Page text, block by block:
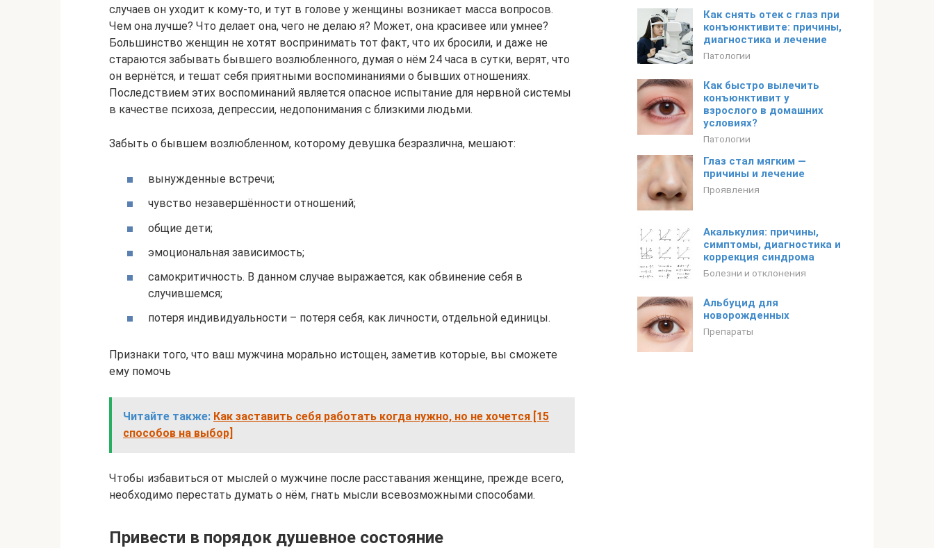
случаев он уходит к кому-то, и тут в голове у женщины возникает масса вопросов.
Чем она лучше? Что делает она, чего не делаю я? Может, она красивее или умнее?
Большинство женщин не хотят воспринимать тот факт, что их бросили, и даже не
стараются забывать бывшего возлюбленного, думая о нём 24 часа в сутки, верят, что
он вернётся, и тешат себя приятными воспоминаниями о бывших отношениях.
Последствием этих воспоминаний является опасное испытание для нервной системы
в качестве психоза, депрессии, недопонимания с близкими людьми.
Забыть о бывшем возлюбленном, которому девушка безразлична, мешают:
вынужденные встречи;
чувство незавершённости отношений;
общие дети;
эмоциональная зависимость;
самокритичность. В данном случае выражается, как обвинение себя в
случившемся;
потеря индивидуальности – потеря себя, как личности, отдельной единицы.
Признаки того, что ваш мужчина морально истощен, заметив которые, вы сможете
ему помочь
Читайте также: Как заставить себя работать когда нужно, но не хочется [15
способов на выбор]
Чтобы избавиться от мыслей о мужчине после расставания женщине, прежде всего,
необходимо перестать думать о нём, гнать мысли всевозможными способами.
Привести в порядок душевное состояние
Как снять отек с глаз при
конъюнктивите: причины,
диагностика и лечение
Патологии
Как быстро вылечить
конъюнктивит у
взрослого в домашних
условиях?
Патологии
Глаз стал мягким —
причины и лечение
Проявления
Акалькулия: причины,
симптомы, диагностика и
коррекция синдрома
Болезни и отклонения
Альбуцид для
новорожденных
Препараты